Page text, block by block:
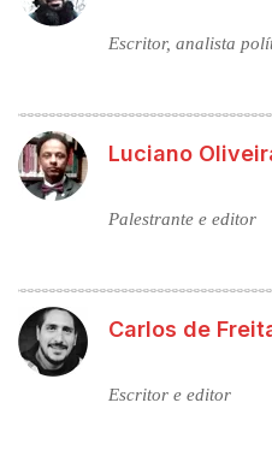
Escritor, analista
Luciano
Palestrante e editor
Carlos de
Escritor e editor